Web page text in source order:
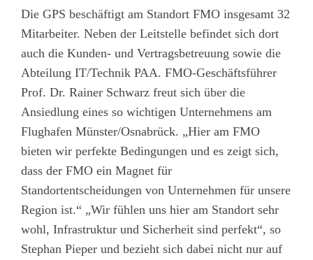
Die GPS beschäftigt am Standort FMO insgesamt 32
Mitarbeiter. Neben der Leitstelle befindet sich dort
auch die Kunden- und Vertragsbetreuung sowie die
Abteilung IT/Technik PAA. FMO-Geschäftsführer
Prof. Dr. Rainer Schwarz freut sich über die
Ansiedlung eines so wichtigen Unternehmens am
Flughafen Münster/Osnabrück. „Hier am FMO
bieten wir perfekte Bedingungen und es zeigt sich,
dass der FMO ein Magnet für
Standortentscheidungen von Unternehmen für unsere
Region ist.“ „Wir fühlen uns hier am Standort sehr
wohl, Infrastruktur und Sicherheit sind perfekt“, so
Stephan Pieper und bezieht sich dabei nicht nur auf